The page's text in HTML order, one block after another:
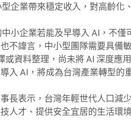
企業帶來穩定收入，對高齡化
小企業若能及早導入 AI，不
不諱言，中小型團隊需要具備
或資料整理，尚未將 AI 深度應
入 AI，將成為台灣產業轉型的
長表示，台灣年輕世代人口減
人才、提供安全宜居的生活環